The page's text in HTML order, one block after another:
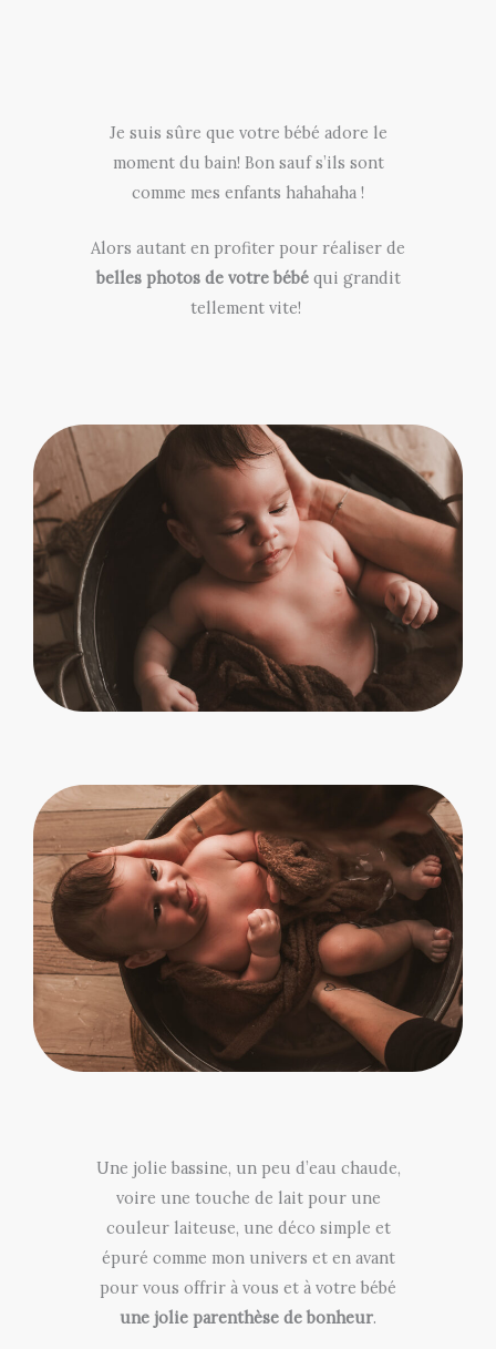
Je suis sûre que votre bébé adore le
moment du bain! Bon sauf s’ils sont
comme mes enfants hahahaha !
Alors autant en profiter pour réaliser de
belles photos de votre bébé qui grandit
tellement vite!
Une jolie bassine, un peu d’eau chaude,
voire une touche de lait pour une
couleur laiteuse, une déco simple et
épuré comme mon univers et en avant
pour vous offrir à vous et à votre bébé
une jolie parenthèse de bonheur.